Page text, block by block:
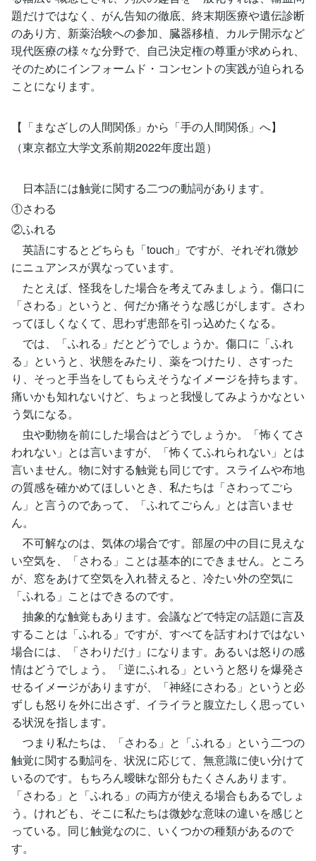
題だけではなく、がん告知の徹底、終末期医療や遺伝診断
のあり方、新薬治験への参加、臓器移植、カルテ開示など
現代医療の様々な分野で、自己決定権の尊重が求められ、
そのためにインフォームド・コンセントの実践が迫られる
ことになります。
【「まなざしの人間関係」から「手の人間関係」へ】
（東京都立大学文系前期2022年度出題）
日本語には触覚に関する二つの動詞があります。
①さわる
②ふれる
英語にするとどちらも「touch」ですが、それぞれ微妙
にニュアンスが異なっています。
たとえば、怪我をした場合を考えてみましょう。傷口に
「さわる」というと、何だか痛そうな感じがします。さわ
ってほしくなくて、思わず患部を引っ込めたくなる。
では、「ふれる」だとどうでしょうか。傷口に「ふれ
る」というと、状態をみたり、薬をつけたり、さすった
り、そっと手当をしてもらえそうなイメージを持ちます。
痛いかも知れないけど、ちょっと我慢してみようかなとい
う気になる。
虫や動物を前にした場合はどうでしょうか。「怖くてさ
われない」とは言いますが、「怖くてふれられない」とは
言いません。物に対する触覚も同じです。スライムや布地
の質感を確かめてほしいとき、私たちは「さわってごら
ん」と言うのであって、「ふれてごらん」とは言いませ
ん。
不可解なのは、気体の場合です。部屋の中の目に見えな
い空気を、「さわる」ことは基本的にできません。ところ
が、窓をあけて空気を入れ替えると、冷たい外の空気に
「ふれる」ことはできるのです。
抽象的な触覚もあります。会議などで特定の話題に言及
することは「ふれる」ですが、すべてを話すわけではない
場合には、「さわりだけ」になります。あるいは怒りの感
情はどうでしょう。「逆にふれる」というと怒りを爆発さ
せるイメージがありますが、「神経にさわる」というと必
ずしも怒りを外に出さず、イライラと腹立たしく思ってい
る状況を指します。
つまり私たちは、「さわる」と「ふれる」という二つの
触覚に関する動詞を、状況に応じて、無意識に使い分けて
いるのです。もちろん曖昧な部分もたくさんあります。
「さわる」と「ふれる」の両方が使える場合もあるでしょ
う。けれども、そこに私たちは微妙な意味の違いを感じと
っている。同じ触覚なのに、いくつかの種類があるので
す。